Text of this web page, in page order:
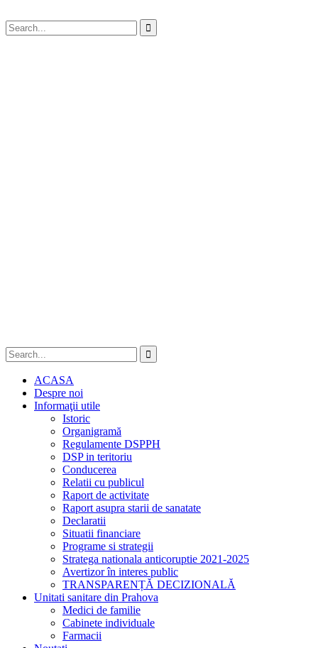
ACASA
Despre noi
Informaţii utile
Istoric
Organigramă
Regulamente DSPPH
DSP in teritoriu
Conducerea
Relatii cu publicul
Raport de activitate
Raport asupra starii de sanatate
Declaratii
Situatii financiare
Programe si strategii
Stratega nationala anticoruptie 2021-2025
Avertizor în interes public
TRANSPARENȚĂ DECIZIONALĂ
Unitati sanitare din Prahova
Medici de familie
Cabinete individuale
Farmacii